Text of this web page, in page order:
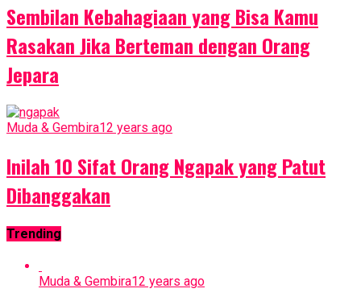
Sembilan Kebahagiaan yang Bisa Kamu
Rasakan Jika Berteman dengan Orang
Jepara
Muda & Gembira12 years ago
Inilah 10 Sifat Orang Ngapak yang Patut
Dibanggakan
Trending
Muda & Gembira12 years ago